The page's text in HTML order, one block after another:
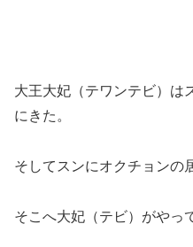
大王大妃（テワンテビ）は
にきた。
そしてスンにオクチョンの
そこへ大妃（テビ）がやっ